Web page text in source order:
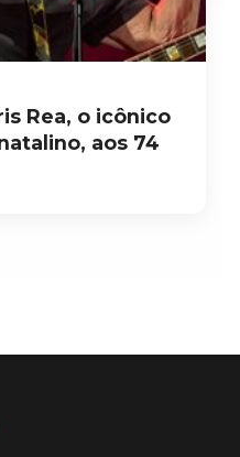
Rea, o icônico
aos 74